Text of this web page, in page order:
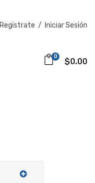
Registrate / Iniciar Sesión
$0.00
0